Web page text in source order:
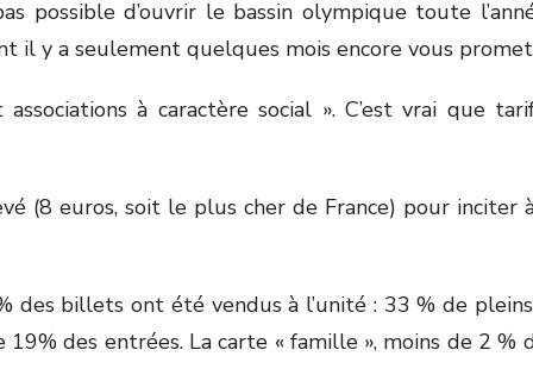
possible d’ouvrir le bassin olympique toute
il y a seulement quelques mois encore vous
à caractère social ». C’est vrai que
(8 euros, soit le plus cher de France) pour inciter
des billets ont été vendus à l’unité : 33 % de
des entrées. La carte « famille », moins de 2 %